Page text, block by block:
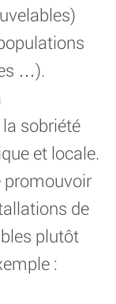
…).
sobriété
et locale.
promouvoir
de
plutôt
: